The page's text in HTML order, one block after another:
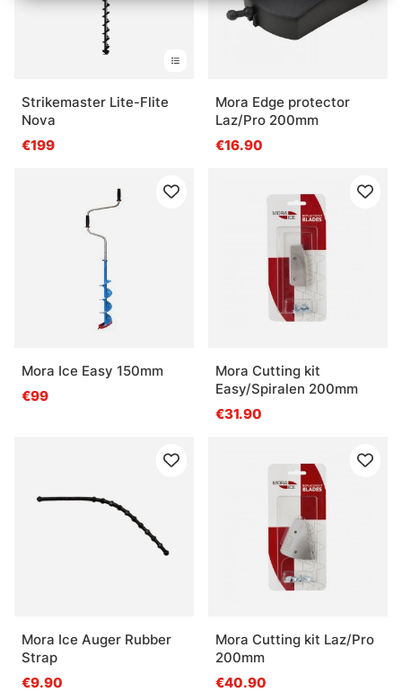
Strikemaster Lite-Flite
Nova
€199
Mora Edge protector
Laz/Pro 200mm
€16.90
Mora Ice Easy 150mm
€99
Mora Cutting kit
Easy/Spiralen 200mm
€31.90
Mora Ice Auger Rubber
Strap
€9.90
Mora Cutting kit Laz/Pro
200mm
€40.90